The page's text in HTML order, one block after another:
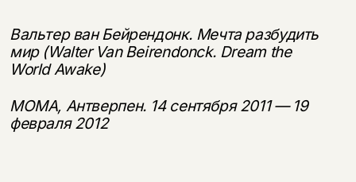
Вальтер ван Бейрендонк. Мечта разбудить
мир (Walter Van Beirendonck. Dream the
World Awake)
MOMA, Антверпен. 14 сентября 2011 — 19
февраля 2012